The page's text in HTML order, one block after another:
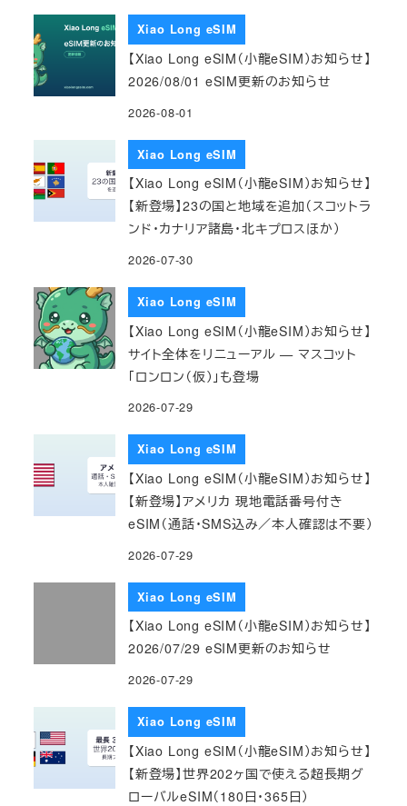
Xiao Long eSIM
【Xiao Long eSIM（小龍eSIM）お知らせ】
2026/08/01 eSIM更新のお知らせ
2026-08-01
Xiao Long eSIM
【Xiao Long eSIM（小龍eSIM）お知らせ】
【新登場】23の国と地域を追加（スコットラ
ンド・カナリア諸島・北キプロスほか）
2026-07-30
Xiao Long eSIM
【Xiao Long eSIM（小龍eSIM）お知らせ】
サイト全体をリニューアル — マスコット
「ロンロン（仮）」も登場
2026-07-29
Xiao Long eSIM
【Xiao Long eSIM（小龍eSIM）お知らせ】
【新登場】アメリカ 現地電話番号付き
eSIM（通話・SMS込み／本人確認は不要）
2026-07-29
Xiao Long eSIM
【Xiao Long eSIM（小龍eSIM）お知らせ】
2026/07/29 eSIM更新のお知らせ
2026-07-29
Xiao Long eSIM
【Xiao Long eSIM（小龍eSIM）お知らせ】
【新登場】世界202ヶ国で使える超長期グ
ローバルeSIM（180日・365日）